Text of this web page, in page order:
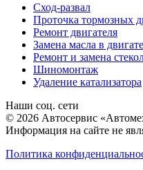
Сход-развал
Проточка тормозных
Ремонт двигателя
Замена масла в
Ремонт и замена
Шиномонтаж
Удаление катализатора
Наши соц. сети
© 2026 Автосервис
Информация на сайте не
Политика